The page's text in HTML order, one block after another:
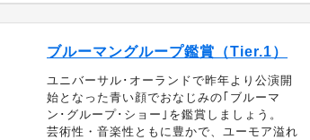
ブルーマングループ鑑賞（Tier.1）
ユニバーサル･オーランドで昨年より公演開
始となった青い顔でおなじみの｢ブルーマ
ン･グループ･ショー｣を鑑賞しましょう。
芸術性・音楽性ともに豊かで、ユーモア溢れ